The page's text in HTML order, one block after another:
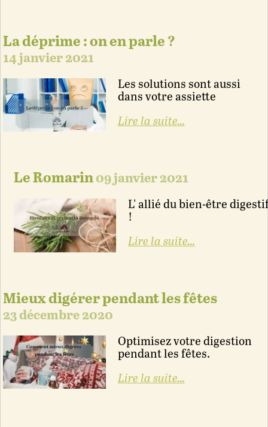
La déprime : on en parle ?
14 janvier 2021
Les solutions sont aussi
dans votre assiette
Lire la suite...
Le Romarin 09 janvier 2021
L' allié du bien-être
!
Lire la suite...
Mieux digérer pendant les fêtes
23 décembre 2020
Optimisez votre digestion
pendant les fêtes.
Lire la suite...